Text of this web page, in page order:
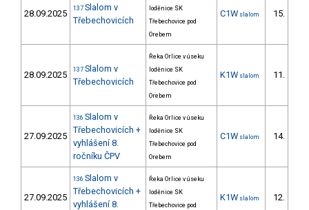
28.09.2025 137 Slalom v
Třebechovicích
loděnice SK
Třebechovice pod
Orebem
C1W slalom 15.
28.09.2025 137 Slalom v
Třebechovicích
Řeka Orlice v úseku
loděnice SK
Třebechovice pod
Orebem
K1W slalom 11.
27.09.2025
136 Slalom v
Třebechovicích +
vyhlášení 8.
ročníku ČPV
Řeka Orlice v úseku
loděnice SK
Třebechovice pod
Orebem
C1W slalom 14.
27.09.2025
136 Slalom v
Třebechovicích +
vyhlášení 8.
Řeka Orlice v úseku
loděnice SK
Třebechovice pod
K1W slalom 12.